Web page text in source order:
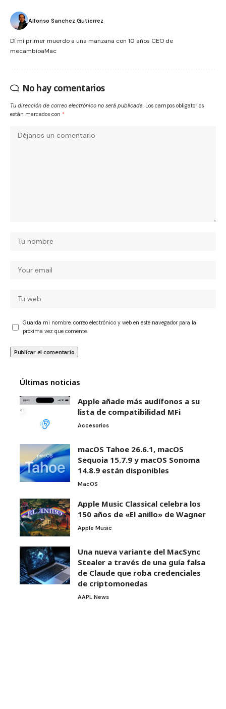
Alfonso Sanchez Gutierrez
Dí mi primer muerdo a una manzana con 10 años CEO de
mecambioaMac
No hay comentarios
Tu dirección de correo electrónico no será publicada. Los campos obligatorios
están marcados con *
Guarda mi nombre, correo electrónico y web en este navegador para la
próxima vez que comente.
Últimas noticias
Apple añade más audífonos a su
lista de compatibilidad MFi
Accesorios
macOS Tahoe 26.6.1, macOS
Sequoia 15.7.9 y macOS Sonoma
14.8.9 están disponibles
MacOS
Apple Music Classical celebra los
150 años de «El anillo» de Wagner
Apple Music
Una nueva variante del MacSync
Stealer a través de una guía falsa
de Claude que roba credenciales
de criptomonedas
AAPL News